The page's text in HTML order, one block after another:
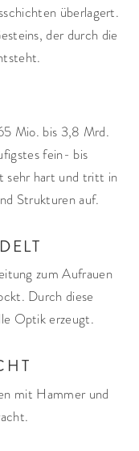
überlagert.
der durch die
Mio. bis 3,8 Mrd.
fein- bis
sehr hart und tritt in
Strukturen auf.
zum Aufrauen
Durch diese
Optik erzeugt.
mit Hammer und